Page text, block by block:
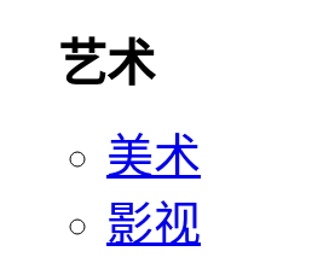
艺术
美术
影视